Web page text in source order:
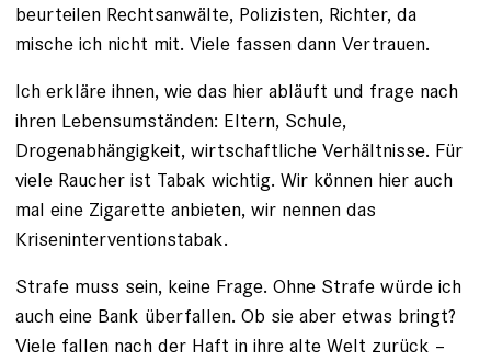
beurteilen Rechtsanwälte, Polizisten, Richter, da
mische ich nicht mit. Viele fassen dann Vertrauen.
Ich erkläre ihnen, wie das hier abläuft und frage nach
ihren Lebensumständen: Eltern, Schule,
Drogenabhängigkeit, wirtschaftliche Verhältnisse. Für
viele Raucher ist Tabak wichtig. Wir können hier auch
mal eine Zigarette anbieten, wir nennen das
Kriseninterventionstabak.
Strafe muss sein, keine Frage. Ohne Strafe würde ich
auch eine Bank überfallen. Ob sie aber etwas bringt?
Viele fallen nach der Haft in ihre alte Welt zurück –